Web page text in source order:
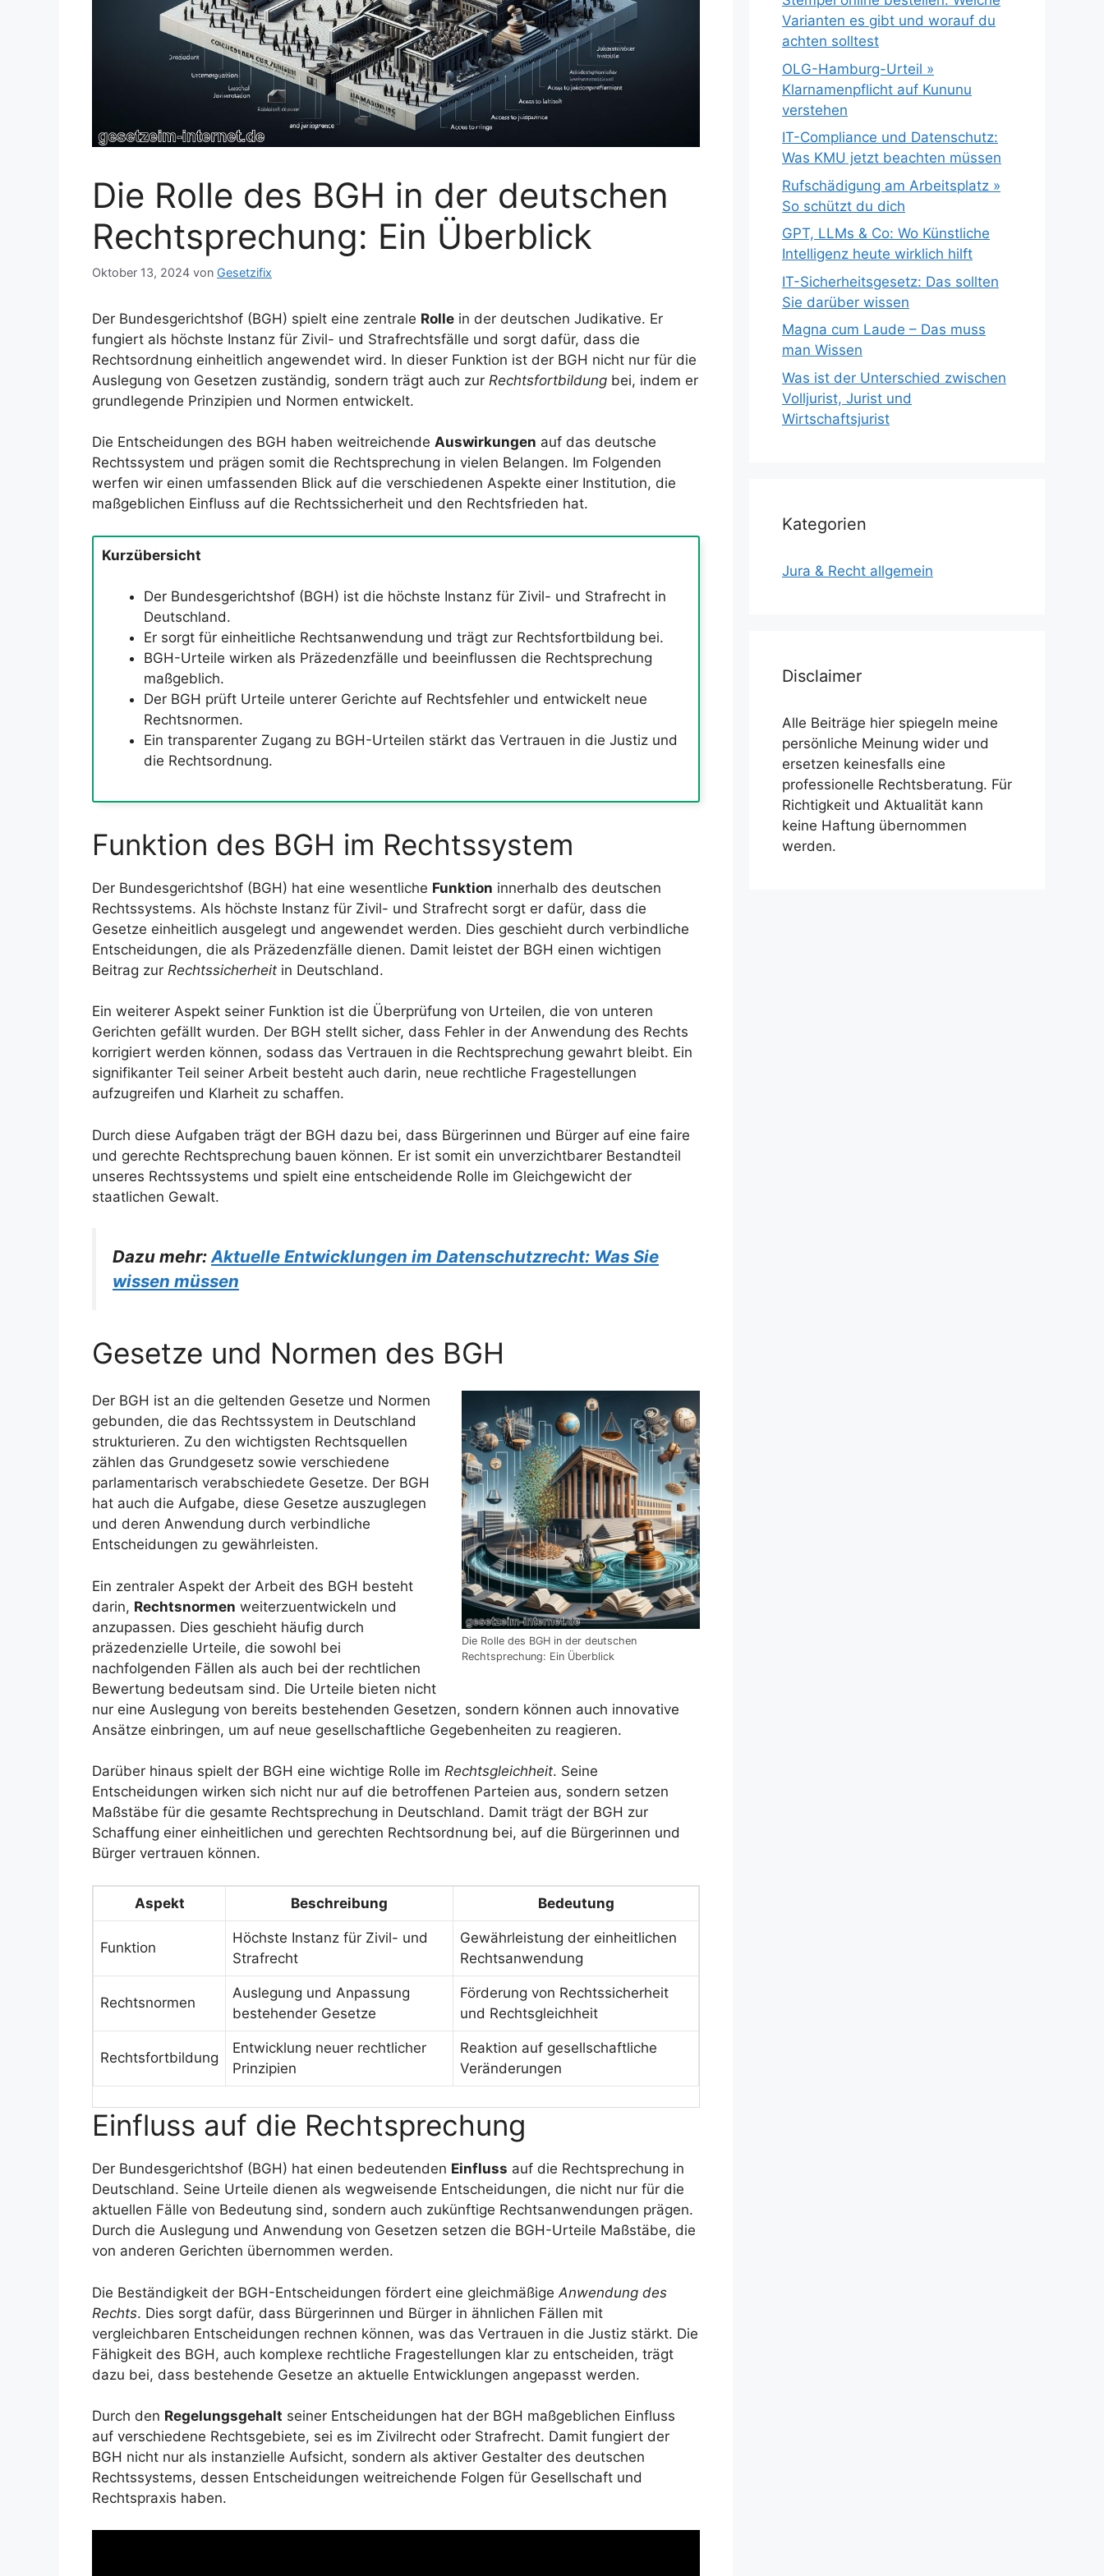
Die Rolle des BGH in der deutschen
Rechtsprechung: Ein Überblick
Oktober 13, 2024 von Gesetzifix
Der Bundesgerichtshof (BGH) spielt eine zentrale Rolle in der deutschen Judikative. Er
fungiert als höchste Instanz für Zivil- und Strafrechtsfälle und sorgt dafür, dass die
Rechtsordnung einheitlich angewendet wird. In dieser Funktion ist der BGH nicht nur für die
Auslegung von Gesetzen zuständig, sondern trägt auch zur Rechtsfortbildung bei, indem er
grundlegende Prinzipien und Normen entwickelt.
Die Entscheidungen des BGH haben weitreichende Auswirkungen auf das deutsche
Rechtssystem und prägen somit die Rechtsprechung in vielen Belangen. Im Folgenden
werfen wir einen umfassenden Blick auf die verschiedenen Aspekte einer Institution, die
maßgeblichen Einfluss auf die Rechtssicherheit und den Rechtsfrieden hat.
Kurzübersicht
Der Bundesgerichtshof (BGH) ist die höchste Instanz für Zivil- und Strafrecht in
Deutschland.
Er sorgt für einheitliche Rechtsanwendung und trägt zur Rechtsfortbildung bei.
BGH-Urteile wirken als Präzedenzfälle und beeinflussen die Rechtsprechung
maßgeblich.
Der BGH prüft Urteile unterer Gerichte auf Rechtsfehler und entwickelt neue
Rechtsnormen.
Ein transparenter Zugang zu BGH-Urteilen stärkt das Vertrauen in die Justiz und
die Rechtsordnung.
Funktion des BGH im Rechtssystem
Der Bundesgerichtshof (BGH) hat eine wesentliche Funktion innerhalb des deutschen
Rechtssystems. Als höchste Instanz für Zivil- und Strafrecht sorgt er dafür, dass die
Gesetze einheitlich ausgelegt und angewendet werden. Dies geschieht durch verbindliche
Entscheidungen, die als Präzedenzfälle dienen. Damit leistet der BGH einen wichtigen
Beitrag zur Rechtssicherheit in Deutschland.
Ein weiterer Aspekt seiner Funktion ist die Überprüfung von Urteilen, die von unteren
Gerichten gefällt wurden. Der BGH stellt sicher, dass Fehler in der Anwendung des Rechts
korrigiert werden können, sodass das Vertrauen in die Rechtsprechung gewahrt bleibt. Ein
signifikanter Teil seiner Arbeit besteht auch darin, neue rechtliche Fragestellungen
aufzugreifen und Klarheit zu schaffen.
Durch diese Aufgaben trägt der BGH dazu bei, dass Bürgerinnen und Bürger auf eine faire
und gerechte Rechtsprechung bauen können. Er ist somit ein unverzichtbarer Bestandteil
unseres Rechtssystems und spielt eine entscheidende Rolle im Gleichgewicht der
staatlichen Gewalt.
Dazu mehr:Aktuelle Entwicklungen im Datenschutzrecht: Was Sie
wissen müssen
Gesetze und Normen des BGH
Die Rolle des BGH in der deutschen
Rechtsprechung: Ein Überblick
Der BGH ist an die geltenden Gesetze und Normen
gebunden, die das Rechtssystem in Deutschland
strukturieren. Zu den wichtigsten Rechtsquellen
zählen das Grundgesetz sowie verschiedene
parlamentarisch verabschiedete Gesetze. Der BGH
hat auch die Aufgabe, diese Gesetze auszuglegen
und deren Anwendung durch verbindliche
Entscheidungen zu gewährleisten.
Ein zentraler Aspekt der Arbeit des BGH besteht
darin, Rechtsnormen weiterzuentwickeln und
anzupassen. Dies geschieht häufig durch
präzedenzielle Urteile, die sowohl bei
nachfolgenden Fällen als auch bei der rechtlichen
Bewertung bedeutsam sind. Die Urteile bieten nicht
nur eine Auslegung von bereits bestehenden Gesetzen, sondern können auch innovative
Ansätze einbringen, um auf neue gesellschaftliche Gegebenheiten zu reagieren.
Darüber hinaus spielt der BGH eine wichtige Rolle im Rechtsgleichheit. Seine
Entscheidungen wirken sich nicht nur auf die betroffenen Parteien aus, sondern setzen
Maßstäbe für die gesamte Rechtsprechung in Deutschland. Damit trägt der BGH zur
Schaffung einer einheitlichen und gerechten Rechtsordnung bei, auf die Bürgerinnen und
Bürger vertrauen können.
Aspekt Beschreibung Bedeutung
Funktion
Höchste Instanz für Zivil- und
Strafrecht
Gewährleistung der einheitlichen
Rechtsanwendung
Rechtsnormen
Auslegung und Anpassung
bestehender Gesetze
Förderung von Rechtssicherheit
und Rechtsgleichheit
Rechtsfortbildung
Entwicklung neuer rechtlicher
Prinzipien
Reaktion auf gesellschaftliche
Veränderungen
Einfluss auf die Rechtsprechung
Der Bundesgerichtshof (BGH) hat einen bedeutenden Einfluss auf die Rechtsprechung in
Deutschland. Seine Urteile dienen als wegweisende Entscheidungen, die nicht nur für die
aktuellen Fälle von Bedeutung sind, sondern auch zukünftige Rechtsanwendungen prägen.
Durch die Auslegung und Anwendung von Gesetzen setzen die BGH-Urteile Maßstäbe, die
von anderen Gerichten übernommen werden.
Die Beständigkeit der BGH-Entscheidungen fördert eine gleichmäßige Anwendung des
Rechts. Dies sorgt dafür, dass Bürgerinnen und Bürger in ähnlichen Fällen mit
vergleichbaren Entscheidungen rechnen können, was das Vertrauen in die Justiz stärkt. Die
Fähigkeit des BGH, auch komplexe rechtliche Fragestellungen klar zu entscheiden, trägt
dazu bei, dass bestehende Gesetze an aktuelle Entwicklungen angepasst werden.
Durch den Regelungsgehalt seiner Entscheidungen hat der BGH maßgeblichen Einfluss
auf verschiedene Rechtsgebiete, sei es im Zivilrecht oder Strafrecht. Damit fungiert der
BGH nicht nur als instanzielle Aufsicht, sondern als aktiver Gestalter des deutschen
Rechtssystems, dessen Entscheidungen weitreichende Folgen für Gesellschaft und
Rechtspraxis haben.
Varianten es gibt und worauf du
achten solltest
OLG-Hamburg-Urteil »
Klarnamenpflicht auf Kununu
verstehen
IT-Compliance und Datenschutz:
Was KMU jetzt beachten müssen
Rufschädigung am Arbeitsplatz »
So schützt du dich
GPT, LLMs & Co: Wo Künstliche
Intelligenz heute wirklich hilft
IT-Sicherheitsgesetz: Das sollten
Sie darüber wissen
Magna cum Laude – Das muss
man Wissen
Was ist der Unterschied zwischen
Volljurist, Jurist und
Wirtschaftsjurist
Kategorien
Jura & Recht allgemein
Disclaimer
Alle Beiträge hier spiegeln meine
persönliche Meinung wider und
ersetzen keinesfalls eine
professionelle Rechtsberatung. Für
Richtigkeit und Aktualität kann
keine Haftung übernommen
werden.